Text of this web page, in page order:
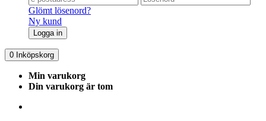
Glömt lösenord?
Ny kund
Logga in
0 Inköpskorg
Min varukorg
Din varukorg är tom